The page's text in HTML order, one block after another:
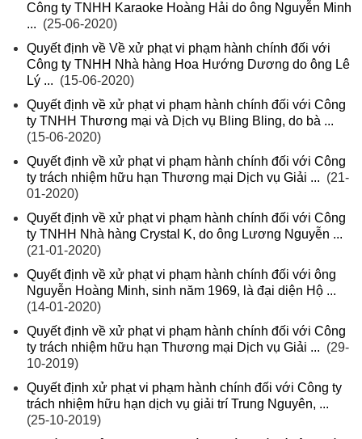
Công ty TNHH Karaoke Hoàng Hải do ông Nguyễn Minh
... (25-06-2020)
Quyết định về Về xử phạt vi phạm hành chính đối với
Công ty TNHH Nhà hàng Hoa Hướng Dương do ông Lê
Lý ... (15-06-2020)
Quyết định về xử phạt vi phạm hành chính đối với Công
ty TNHH Thương mại và Dịch vụ Bling Bling, do bà ...
(15-06-2020)
Quyết định về xử phạt vi phạm hành chính đối với Công
ty trách nhiệm hữu hạn Thương mại Dịch vụ Giải ... (21-
01-2020)
Quyết định về xử phạt vi phạm hành chính đối với Công
ty TNHH Nhà hàng Crystal K, do ông Lương Nguyễn ...
(21-01-2020)
Quyết định về xử phạt vi phạm hành chính đối với ông
Nguyễn Hoàng Minh, sinh năm 1969, là đại diện Hộ ...
(14-01-2020)
Quyết định về xử phạt vi phạm hành chính đối với Công
ty trách nhiệm hữu hạn Thương mại Dịch vụ Giải ... (29-
10-2019)
Quyết định xử phạt vi phạm hành chính đối với Công ty
trách nhiệm hữu hạn dịch vụ giải trí Trung Nguyên, ...
(25-10-2019)